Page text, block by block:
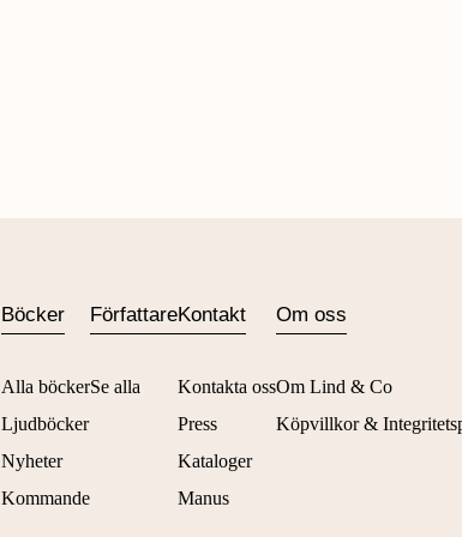
Böcker
Alla böcker
Ljudböcker
Nyheter
Kommande
Författare
Se alla
Kontakt
Kontakta oss
Press
Kataloger
Manus
Om oss
Om Lind & Co
Köpvillkor &